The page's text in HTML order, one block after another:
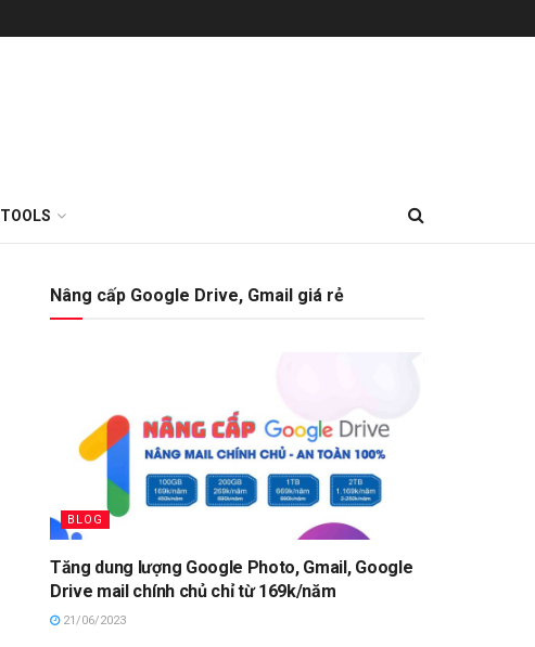
TOOLS
Nâng cấp Google Drive, Gmail giá rẻ
BLOG
Tăng dung lượng Google Photo, Gmail, Google
Drive mail chính chủ chỉ từ 169k/năm
21/06/2023